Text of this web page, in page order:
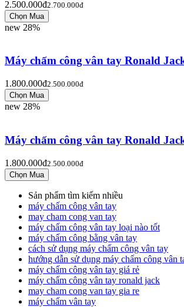
2.500.000đ2.700.000đ
new 28%
Máy chấm công vân tay Ronald
1.800.000đ2.500.000đ
new 28%
Máy chấm công vân tay Ronald
1.800.000đ2.500.000đ
Sản phẩm tìm kiếm nhiều
máy chấm công vân tay
may cham cong van tay
máy chấm công vân tay loại nào tốt
máy chấm công bằng vân tay
cách sử dụng máy chấm công vân tay
hướng dẫn sử dụng máy chấm công vân
máy chấm công vân tay giá rẻ
máy chấm công vân tay ronald jack
may cham cong van tay gia re
máy chấm vân tay